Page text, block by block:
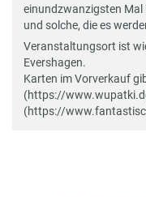
einundzwanzigsten Mal
und solche, die es
Veranstaltungsort ist
Evershagen.
Karten im Vorverkauf
(https://
(https://